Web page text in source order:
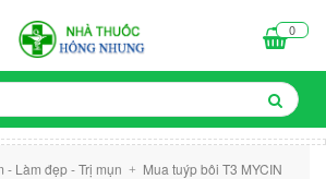
0
- Làm đẹp - Trị mụn +
Mua tuýp bôi T3 MYCIN